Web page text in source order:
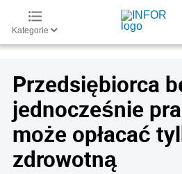
Kategorie
Przedsiębiorca
jednocześnie
może opłacać
zdrowotną